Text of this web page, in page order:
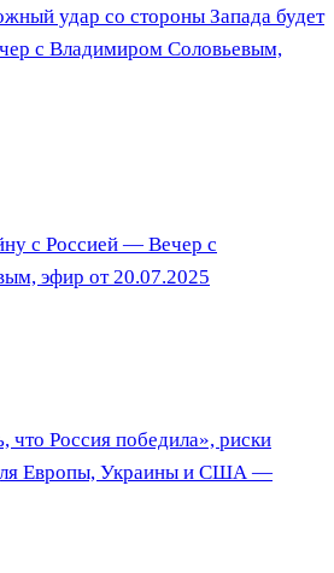
удар со стороны Запада будет
с Владимиром Соловьевым,
с Россией — Вечер с
эфир от 20.07.2025
Россия победила», риски
Европы, Украины и США —